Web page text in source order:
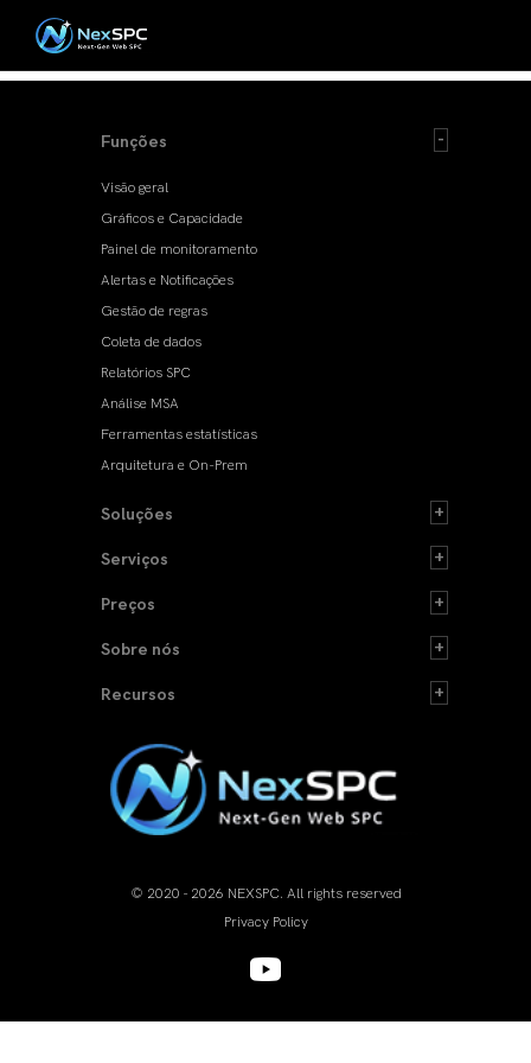
Funções
Visão geral
Gráficos e Capacidade
Painel de monitoramento
Alertas e Notificações
Gestão de regras
Coleta de dados
Relatórios SPC
Análise MSA
Ferramentas estatísticas
Arquitetura e On-Prem
Soluções
Serviços
Preços
Sobre nós
Recursos
© 2020 - 2026 NEXSPC. All rights reserved
Privacy Policy